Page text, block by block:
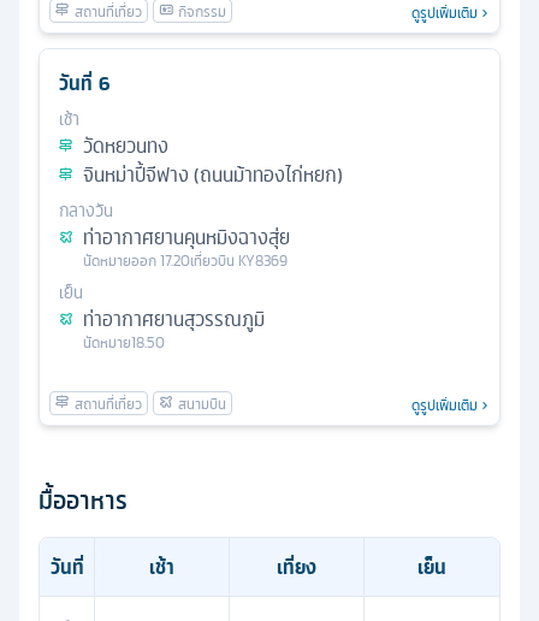
ดูรูปเพิ่มเติม
วันที่ 6
เช้า
วัดหยวนทง
จินหม่าปี้จีฟาง (ถนนม้าทองไก่หยก)
กลางวัน
ท่าอากาศยานคุนหมิงฉางสุ่ย
นัดหมายออก17.20เที่ยวบิน KY8369
เย็น
ท่าอากาศยานสุวรรณภูมิ
นัดหมาย18.50
ดูรูปเพิ่มเติม
มื้ออาหาร
วันที่ เช้า เที่ยง
เย็น